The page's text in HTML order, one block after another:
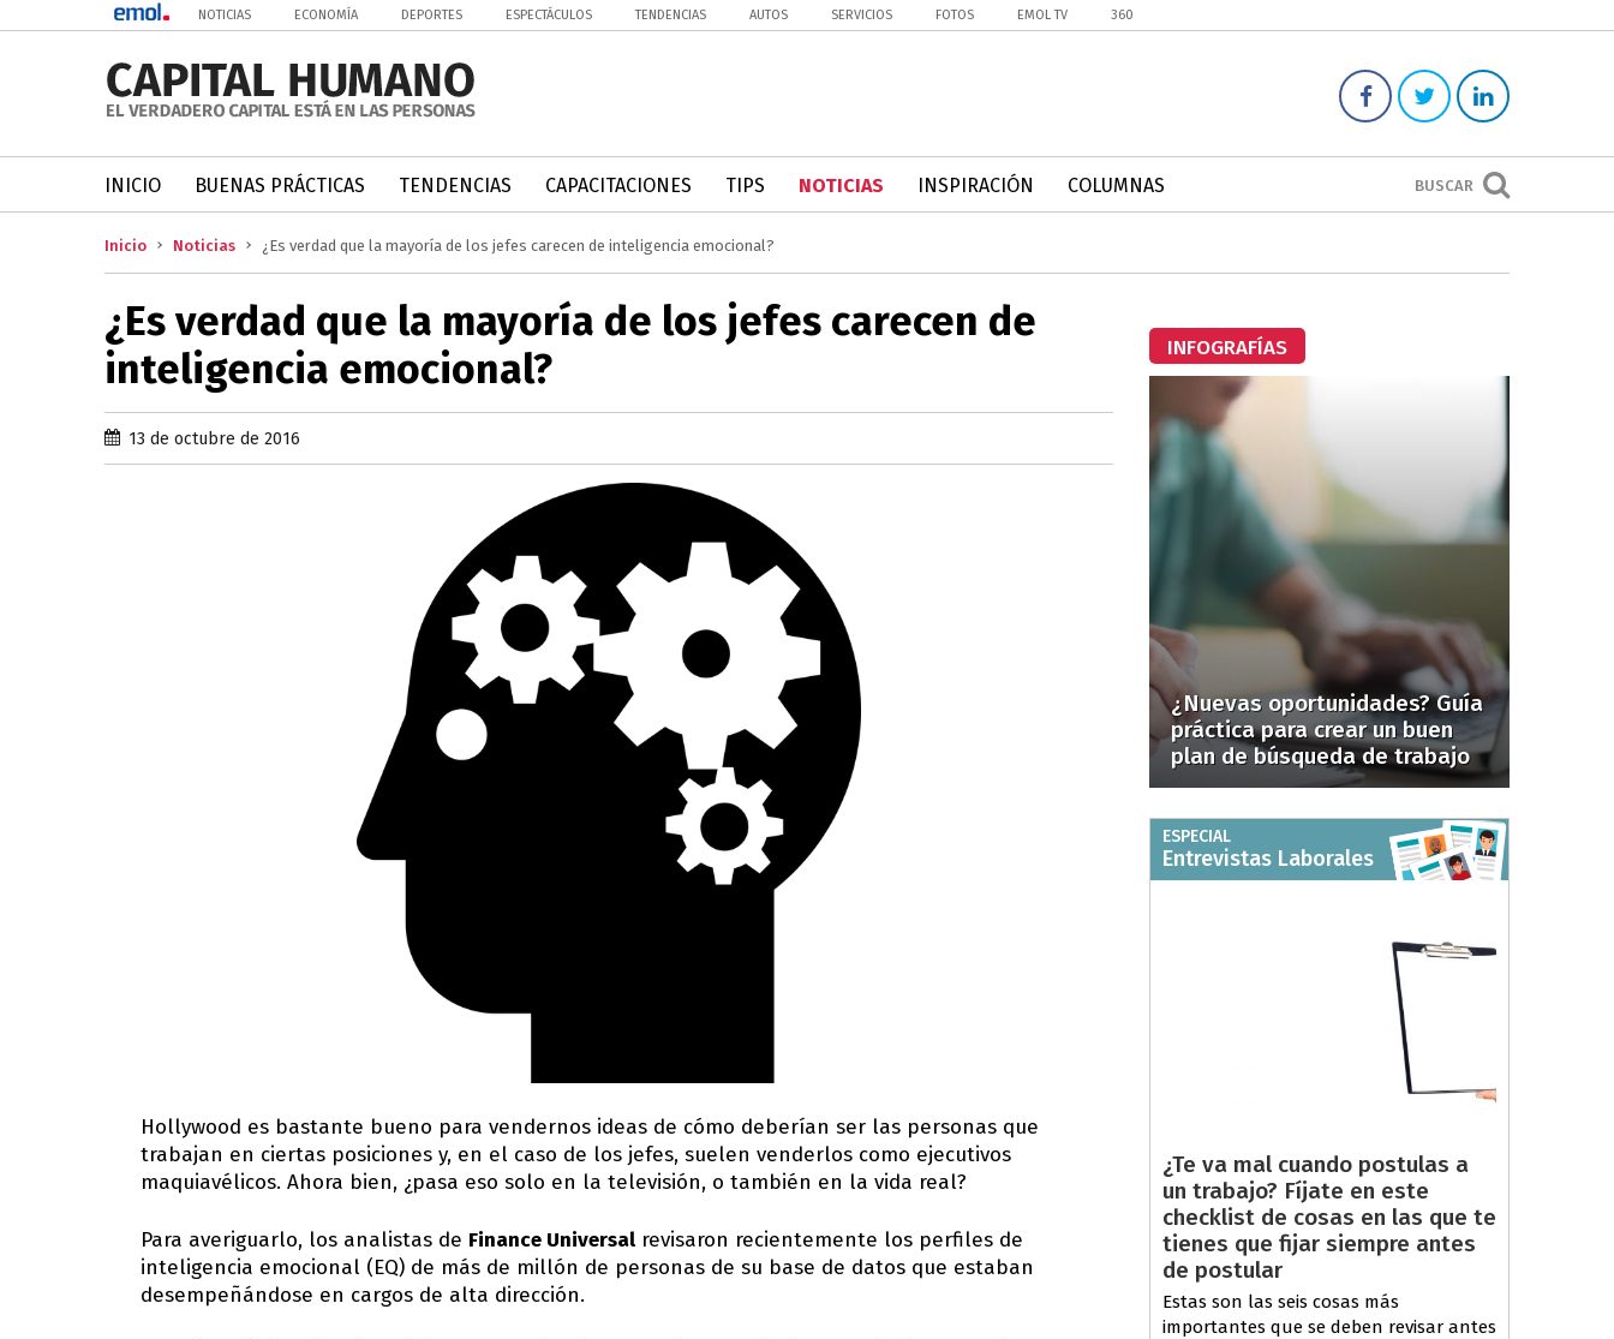
NOTICIAS ECONOMÍA DEPORTES ESPECTÁCULOS TENDENCIAS AUTOS SERVICIOS FOTOS EMOL TV 360
BUSCAR
INICIO BUENAS PRÁCTICAS TENDENCIAS CAPACITACIONES TIPS NOTICIAS INSPIRACIÓN COLUMNAS
Inicio Noticias ¿Es verdad que la mayoría de los jefes carecen de inteligencia emocional?
¿Es verdad que la mayoría de los jefes carecen de
inteligencia emocional?
13 de octubre de 2016
Hollywood es bastante bueno para vendernos ideas de cómo deberían ser las personas que
trabajan en ciertas posiciones y, en el caso de los jefes, suelen venderlos como ejecutivos
maquiavélicos. Ahora bien, ¿pasa eso solo en la televisión, o también en la vida real?
Para averiguarlo, los analistas de Finance Universal revisaron recientemente los perfiles de
inteligencia emocional (EQ) de más de millón de personas de su base de datos que estaban
desempeñándose en cargos de alta dirección.
INFOGRAFÍAS
¿Nuevas oportunidades? Guía
práctica para crear un buen
plan de búsqueda de trabajo
ESPECIAL
Entrevistas Laborales
¿Te va mal cuando postulas a
un trabajo? Fíjate en este
checklist de cosas en las que te
tienes que fijar siempre antes
de postular
Estas son las seis cosas más
importantes que se deben revisar antes